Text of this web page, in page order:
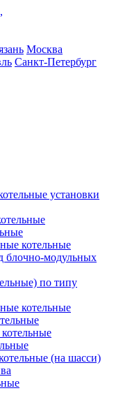
Москва
Санкт-Петербург
установки
котельные
блочно-модульных
по типу
котельные
(на шасси)